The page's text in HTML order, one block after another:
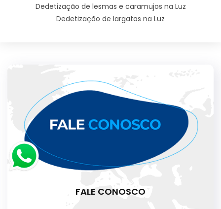
Dedetização de lesmas e caramujos na Luz
Dedetização de largatas na Luz
FALE CONOSCO